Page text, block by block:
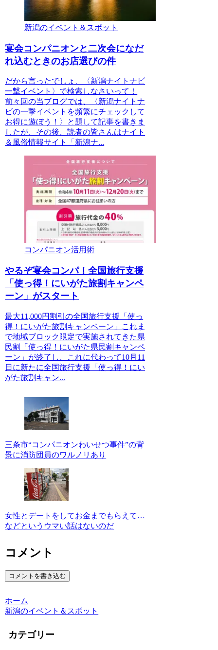
新潟のイベント＆スポット
宴会コンパニオンと二次会になだ
れ込むときのお店選びの件
だから言ったでしょ、〈新潟ナイトナビ
一撃イベント〉で検索しなさいって！
前々回の当ブログでは、〈新潟ナイトナ
ビの一撃イベントを頻繁にチェックして
お得に遊ぼう！〉と題して記事を書きま
したが、その後、読者の皆さんはナイト
＆風俗情報サイト「新潟ナ...
コンパニオン活用術
やるぞ宴会コンパ！全国旅行支援
「使っ得！にいがた旅割キャンペ
ーン」がスタート
最大11,000円割引の全国旅行支援「使っ
得！にいがた旅割キャンペーン」これま
で地域ブロック限定で実施されてきた県
民割「使っ得！にいがた県民割キャンペ
ーン」が終了し、これに代わって10月11
日に新たに全国旅行支援「使っ得！にい
がた旅割キャン...
三条市“コンパニオンわいせつ事件”の背
景に消防団員のワルノリあり
女性とデートをしてお金までもらえて…
などというウマい話はないのだ
コメント
コメントを書き込む
ホーム
新潟のイベント＆スポット
カテゴリー